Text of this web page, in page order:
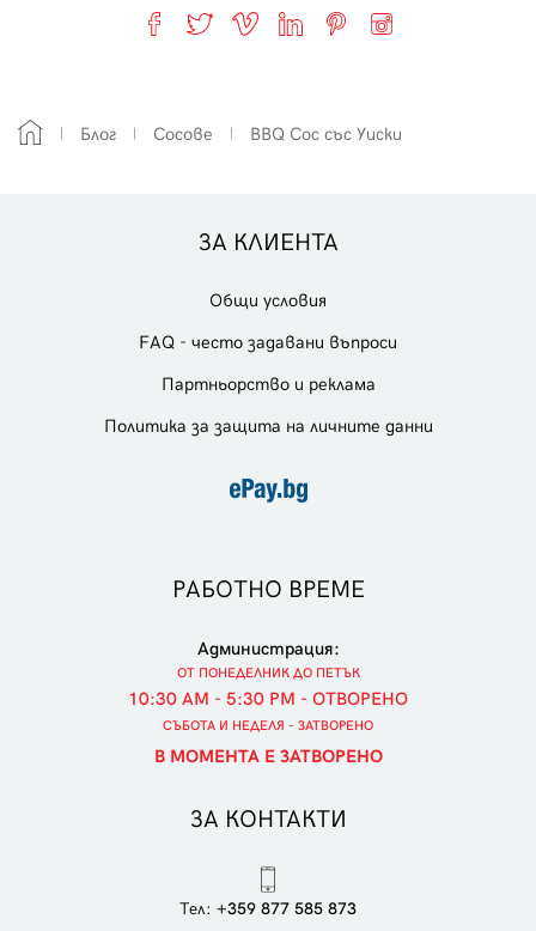
Блог Сосове BBQ Сос със Уиски
ЗА КЛИЕНТА
Общи условия
FAQ - често задавани въпроси
Партньорство и реклама
Политика за защита на личните данни
РАБОТНО ВРЕМЕ
Администрация:
ОТ ПОНЕДЕЛНИК ДО ПЕТЪК
10:30 AM - 5:30 PM - ОТВОРЕНО
СЪБОТА И НЕДЕЛЯ - ЗАТВОРЕНО
В МОМЕНТА Е ЗАТВОРЕНО
ЗА КОНТАКТИ
Тел: +359 877 585 873